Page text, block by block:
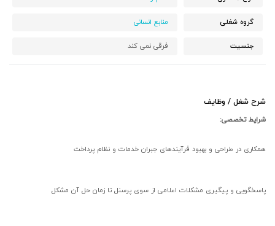
گروه شغلی منابع انسانی
جنسیت فرقی نمی کند
شرح شغل / وظایف
شرایط تخصصی:
همکاری در طراحی و بهبود فرآیندهای جبران خدمات و نظام پرداخت
پاسخگویی و پیگیری مشکلات اعلامی از سوی پرسنل تا زمان حل آن مشکل